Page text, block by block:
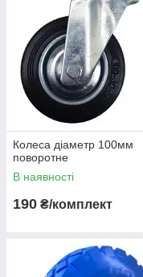
Колеса діаметр 100мм
поворотне
В наявності
190 ₴/комплект